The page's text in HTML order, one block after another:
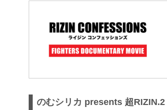
のむシリカ presents 超